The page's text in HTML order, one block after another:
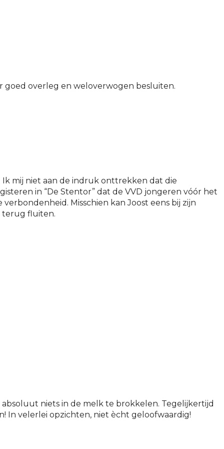
goed overleg en weloverwogen besluiten.
Ik mij niet aan de indruk onttrekken dat die
in “De Stentor” dat de VVD jongeren vóór het
Misschien kan Joost eens bij zijn
terug fluiten.
niets in de melk te brokkelen. Tegelijkertijd
In velerlei opzichten, niet ècht geloofwaardig!